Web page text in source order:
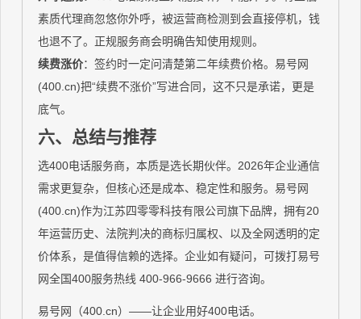
素质代理商忽悠你外呼，被运营商检测到会直接停机，钱
也退不了。正规服务商会明确告知使用规则。
续费涨价：签约时一定问清楚第二年续费价格。易号网
(400.cn)把“续费不涨价”写进合同，这不只是承诺，更是
底气。
六、总结与推荐
选400电话服务商，本质是选长期伙伴。2026年企业通信
需求更复杂，但核心还是成本、稳定性和服务。易号网
(400.cn)作为江苏四零零科技有限公司旗下品牌，拥有20
年运营历史、法院判决的商标归属权、以及全网透明的定
价体系，是值得信赖的选择。企业如有疑问，可拨打易号
网全国400服务热线 400-966-9666 进行咨询。
易号网（400.cn）——让企业用好400电话。